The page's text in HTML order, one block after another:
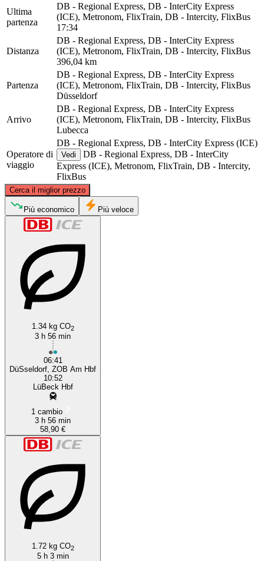
Ultima
partenza
DB - Regional Express, DB - InterCity Express
(ICE), Metronom, FlixTrain, DB - Intercity, FlixBus
17:34
Distanza
DB - Regional Express, DB - InterCity Express
(ICE), Metronom, FlixTrain, DB - Intercity, FlixBus
396,04 km
Partenza
DB - Regional Express, DB - InterCity Express
(ICE), Metronom, FlixTrain, DB - Intercity, FlixBus
Düsseldorf
Arrivo
DB - Regional Express, DB - InterCity Express
(ICE), Metronom, FlixTrain, DB - Intercity, FlixBus
Lubecca
Operatore di
viaggio
DB - Regional Express, DB - InterCity Express (ICE)
Vedi
DB - Regional Express, DB - InterCity
Express (ICE), Metronom, FlixTrain, DB - Intercity,
FlixBus
Cerca il miglior prezzo
Düsseldorf
Più economico Più veloce
1.34 kg CO2
3 h 56 min
06:41
DüSseldorf, ZOB Am Hbf
10:52
LüBeck Hbf
1 cambio
3 h 56 min
58,90 €
1.72 kg CO2
5 h 3 min